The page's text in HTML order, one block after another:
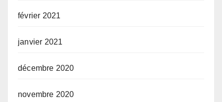
février 2021
janvier 2021
décembre 2020
novembre 2020